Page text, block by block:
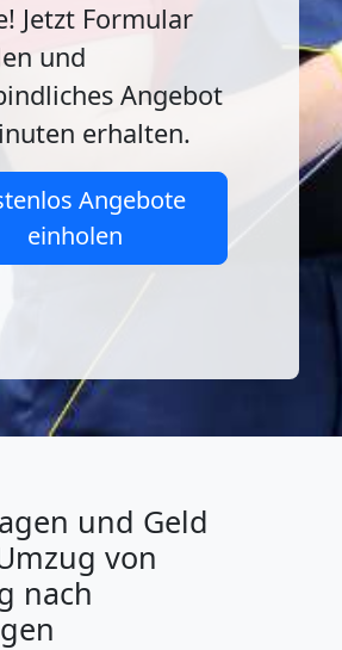
Jetzt Formular
und
Angebot
erhalten.
Angebote
einholen
und Geld
von
nach